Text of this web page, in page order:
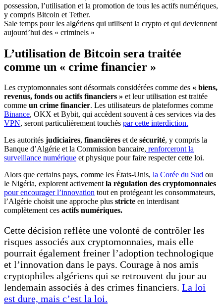
Sale temps pour les algériens qui utilisent la crypto et qui deviennent
aujourd’hui des « criminels »
L’utilisation de Bitcoin sera traitée
comme un « crime financier »
Les cryptomonnaies sont désormais considérées comme des « biens,
revenus, fonds ou actifs financiers » et leur utilisation est traitée
comme un crime financier. Les utilisateurs de plateformes comme
Binance, OKX et Bybit, qui accèdent souvent à ces services via des
VPN, seront particulièrement touchés par cette interdiction.
Les autorités judiciaires, financières et de sécurité, y compris la
Banque d’Algérie et la Commission bancaire, renforceront la
surveillance numérique et physique pour faire respecter cette loi.
Alors que certains pays, comme les États-Unis, la Corée du Sud ou
le Nigéria, explorent activementla régulation des cryptomonnaies
pour encourager l’innovation tout en protégeant les consommateurs,
l’Algérie choisit une approche plus stricte en interdisant
complètement ces actifs numériques.
Cette décision reflète une volonté de contrôler les
risques associés aux cryptomonnaies, mais elle
pourrait également freiner l’adoption technologique
et l’innovation dans le pays. Courage à nos amis
cryptophiles algériens qui se retrouvent du jour au
lendemain associés à des crimes financiers. La loi
est dure, mais c’est la loi.